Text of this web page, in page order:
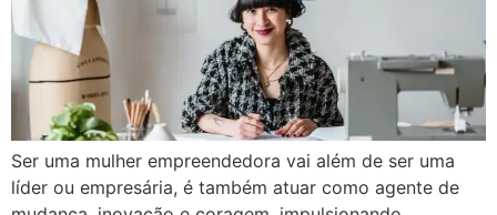
Ser uma mulher empreendedora vai além de ser uma
líder ou empresária, é também atuar como agente de